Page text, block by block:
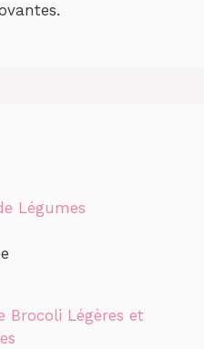
Légumes
Brocoli Légères et